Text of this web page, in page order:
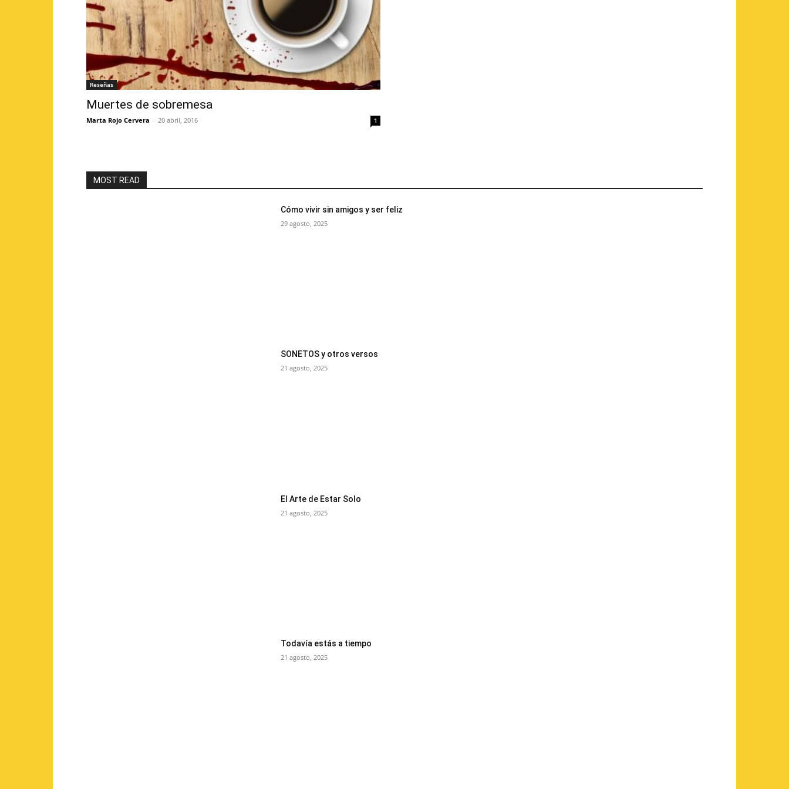
Reseñas
Muertes de sobremesa
Marta Rojo Cervera - 20 abril, 2016 1
MOST READ
Cómo vivir sin amigos y ser feliz
29 agosto, 2025
SONETOS y otros versos
21 agosto, 2025
El Arte de Estar Solo
21 agosto, 2025
Todavía estás a tiempo
21 agosto, 2025